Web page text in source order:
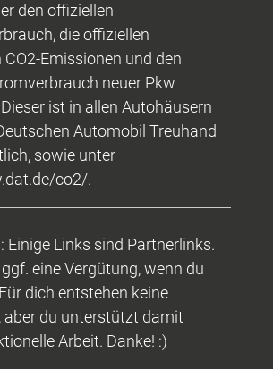
den offiziellen
die offiziellen
Emissionen und den
neuer Pkw
ist in allen Autohäusern
Automobil Treuhand
sowie unter
co2/.
Einige Links sind Partnerlinks.
eine Vergütung, wenn du
dich entstehen keine
aber du unterstützt damit
Arbeit. Danke! :)